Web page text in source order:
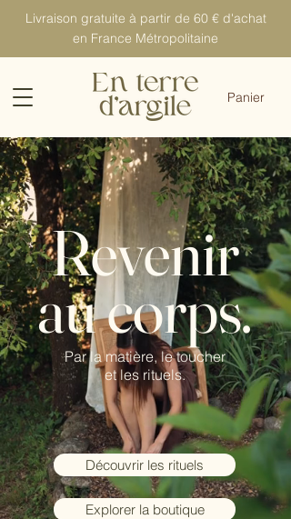
Livraison gratuite à partir de 60 € d'achat
en France Métropolitaine
Panier
Revenir
au corps.
Par la matière, le toucher
et les rituels.
Découvrir les rituels
Explorer la boutique